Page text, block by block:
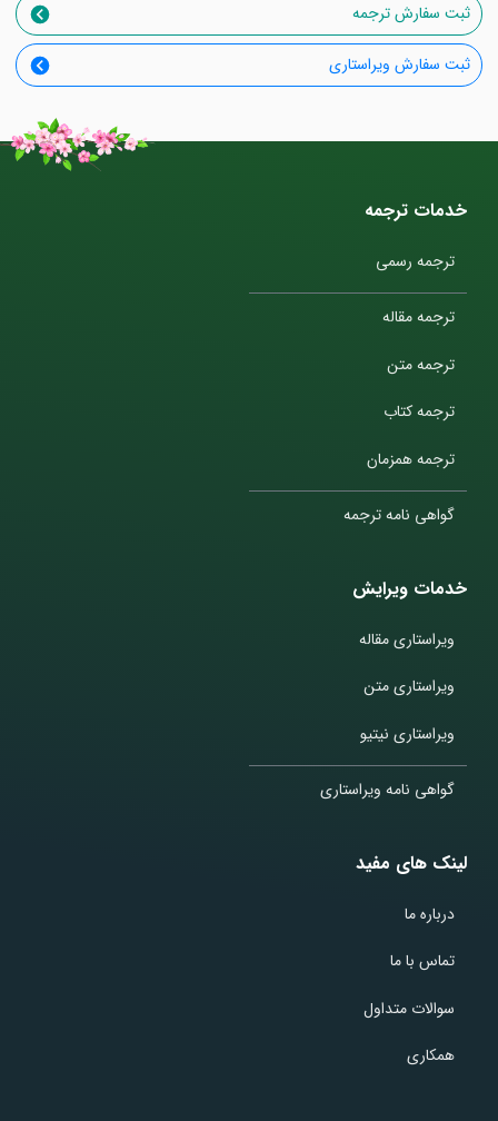
ثبت سفارش ترجمه
ثبت سفارش ویراستاری
خدمات ترجمه
ترجمه رسمی
ترجمه مقاله
ترجمه متن
ترجمه کتاب
ترجمه همزمان
گواهی نامه ترجمه
خدمات ویرایش
ویراستاری مقاله
ویراستاری متن
ویراستاری نیتیو
گواهی نامه ویراستاری
لینک های مفید
درباره ما
تماس با ما
سوالات متداول
همکاری